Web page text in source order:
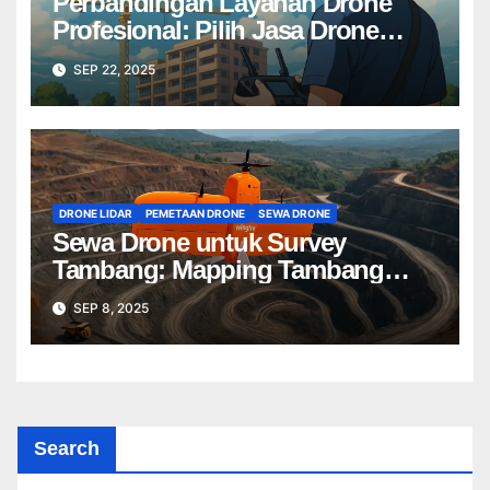
Profesional: Pilih Jasa Drone
Terbaik untuk Proyek Anda
SEP 22, 2025
DRONE LIDAR PEMETAAN DRONE SEWA DRONE
Sewa Drone untuk Survey
Tambang: Mapping Tambang
Profesional Lebih Cepat & Akurat
SEP 8, 2025
Search